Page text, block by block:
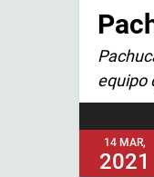
equipo
14 MAR,
2021